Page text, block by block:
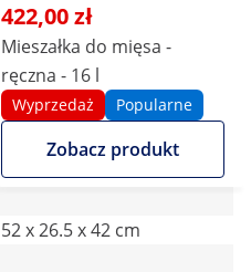
422,00 zł
Mieszałka do mięsa -
ręczna - 16 l
Wyprzedaż Popularne
Zobacz produkt
52 x 26.5 x 42 cm